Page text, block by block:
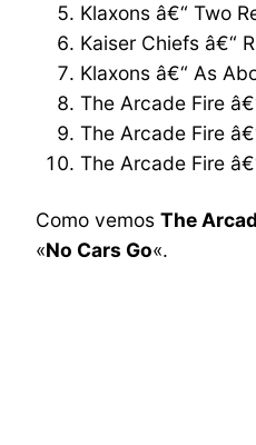
Klaxons â€“ Two
Kaiser Chiefs â€“
Klaxons â€“ As
The Arcade Fire
The Arcade Fire
The Arcade Fire
Como vemos The
«No Cars Go«.